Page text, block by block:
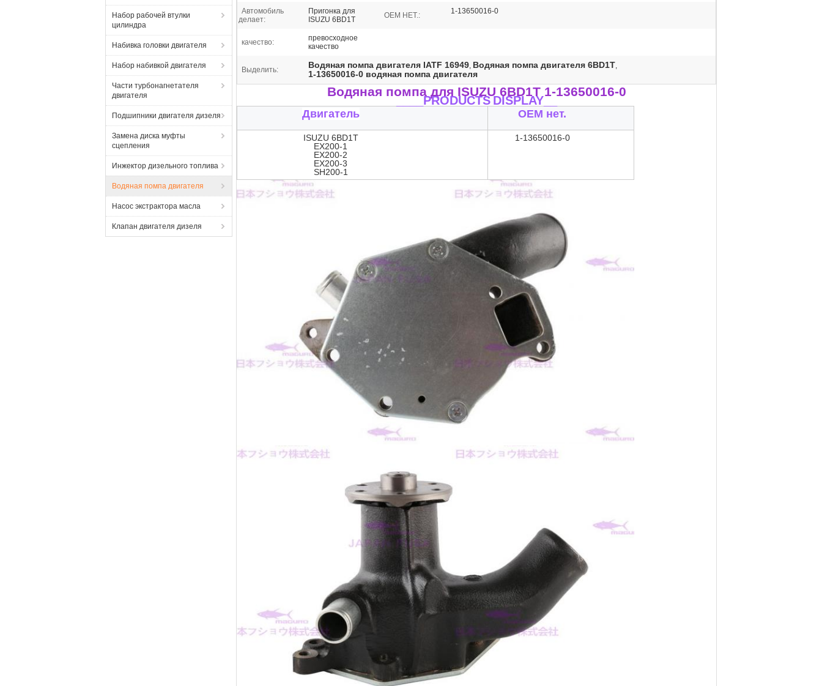
Набор рабочей втулки
цилиндра
Набивка головки двигателя
Набор набивкой двигателя
Части турбонагнетателя
двигателя
Подшипники двигателя дизеля
Замена диска муфты
сцепления
Инжектор дизельного топлива
Водяная помпа двигателя
Насос экстрактора масла
Клапан двигателя дизеля
Автомобиль
делает:
Пригонка для
ISUZU 6BD1T
OEM НЕТ.: 1-13650016-0
качество:
превосходное
качество
Выделить: Водяная помпа двигателя IATF 16949, Водяная помпа двигателя 6BD1T,
1-13650016-0 водяная помпа двигателя
Водяная помпа для ISUZU 6BD1T 1-13650016-0
____PRODUCTSDISPLAY__
Двигатель OEM нет.
ISUZU 6BD1T
EX200-1
EX200-2
EX200-3
SH200-1
1-13650016-0